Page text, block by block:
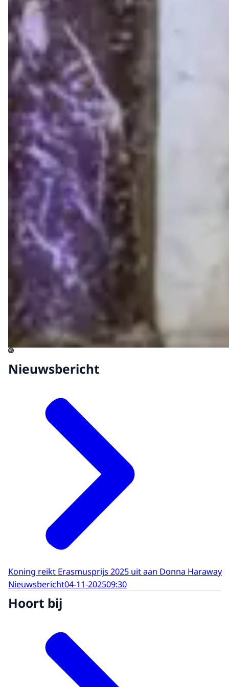
©
Nieuwsbericht
Koning reikt Erasmusprijs 2025 uit aan Donna Haraway
Nieuwsbericht04-11-202509:30
Hoort bij